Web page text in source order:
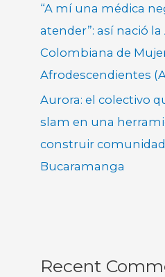
“A mí una médica
atender”: así nació la
Colombiana de
Afrodescendientes
Aurora: el colectivo
slam en una
construir
Bucaramanga
Recent